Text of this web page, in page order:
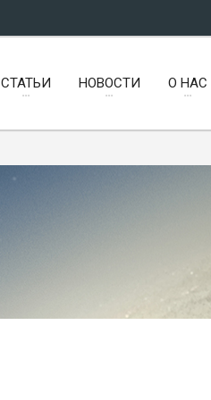
СТАТЬИ НОВОСТИ О НАС